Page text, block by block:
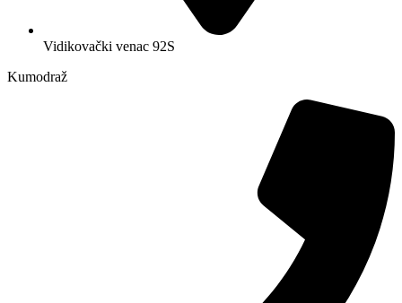
Vidikovački venac 92S
Kumodraž